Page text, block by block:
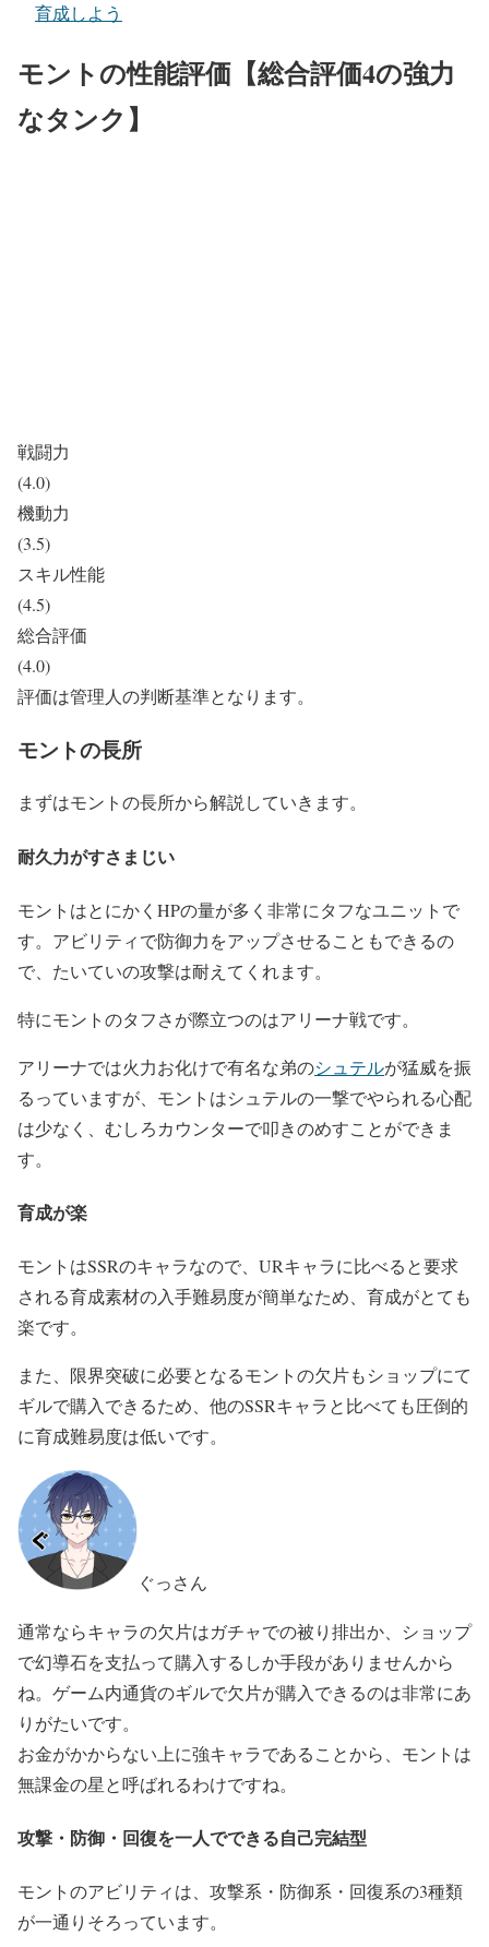
育成しよう
モントの性能評価【総合評価4の強力
なタンク】
戦闘力
(4.0)
機動力
(3.5)
スキル性能
(4.5)
総合評価
(4.0)
評価は管理人の判断基準となります。
モントの長所
まずはモントの長所から解説していきます。
耐久力がすさまじい
モントはとにかくHPの量が多く非常にタフなユニットで
す。アビリティで防御力をアップさせることもできるの
で、たいていの攻撃は耐えてくれます。
特にモントのタフさが際立つのはアリーナ戦です。
アリーナでは火力お化けで有名な弟のシュテルが猛威を振
るっていますが、モントはシュテルの一撃でやられる心配
は少なく、むしろカウンターで叩きのめすことができま
す。
育成が楽
モントはSSRのキャラなので、URキャラに比べると要求
される育成素材の入手難易度が簡単なため、育成がとても
楽です。
また、限界突破に必要となるモントの欠片もショップにて
ギルで購入できるため、他のSSRキャラと比べても圧倒的
に育成難易度は低いです。
ぐっさん
通常ならキャラの欠片はガチャでの被り排出か、ショップ
で幻導石を支払って購入するしか手段がありませんから
ね。ゲーム内通貨のギルで欠片が購入できるのは非常にあ
りがたいです。
お金がかからない上に強キャラであることから、モントは
無課金の星と呼ばれるわけですね。
攻撃・防御・回復を一人でできる自己完結型
モントのアビリティは、攻撃系・防御系・回復系の3種類
が一通りそろっています。